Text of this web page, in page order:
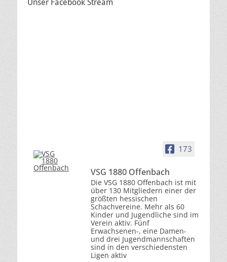
Unser Facebook Stream
173
VSG 1880 Offenbach
Die VSG 1880 Offenbach ist mit
über 130 Mitgliedern einer der
größten hessischen
Schachvereine. Mehr als 60
Kinder und Jugendliche sind im
Verein aktiv. Fünf
Erwachsenen-, eine Damen-
und drei Jugendmannschaften
sind in den verschiedensten
Ligen aktiv